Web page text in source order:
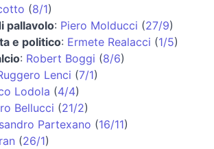
(8/1)
pallavolo: Piero Molducci (27/9)
e politico: Ermete Realacci (1/5)
: Robert Boggi (8/6)
Lenci (7/1)
Lodola (4/4)
Bellucci (21/2)
Partexano (16/11)
(26/1)